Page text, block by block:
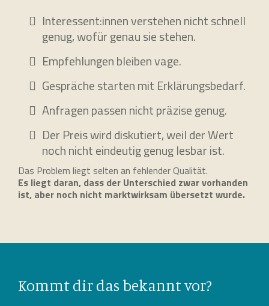
Interessent:innen verstehen nicht schnell
genug, wofür genau sie stehen.
Empfehlungen bleiben vage.
Gespräche starten mit Erklärungsbedarf.
Anfragen passen nicht präzise genug.
Der Preis wird diskutiert, weil der Wert
noch nicht eindeutig genug lesbar ist.
Das Problem liegt selten an fehlender Qualität.
Es liegt daran, dass der Unterschied zwar vorhanden
ist, aber noch nicht marktwirksam übersetzt wurde.
Kommt dir das bekannt vor?